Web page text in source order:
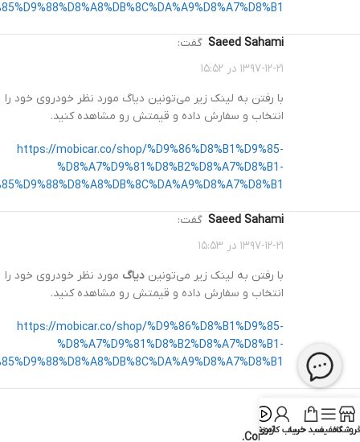
Saeed Sahami
گفت:
۱۳۹۷-۱۲-۲۱ در ۱۵:۵۲
با رفتن به لینک زیر می‌تونین دیاگ مورد نظر خودروی خود را
انتخاب و سفارش داده و قیمتش رو مشاهده کنید.
https://mobicar.co/shop/%D9%86%D8%B1%D9%85-
%D8%A7%D9%81%D8%B2%D8%A7%D8%B1-
Saeed Sahami
گفت:
۱۳۹۷-۱۲-۲۱ در ۱۵:۵۳
با رفتن به لینک زیر می‌تونین دیاگ مورد نظر خودروی خود را
انتخاب و سفارش داده و قیمتش رو مشاهده کنید.
https://mobicar.co/shop/%D9%86%D8%B1%D9%85-
%D8%A7%D9%81%D8%B2%D8%A7%D8%B1-
Comments are closed.
فروشگاهتخفیفسبد خریدحساب کاربری
آموزش